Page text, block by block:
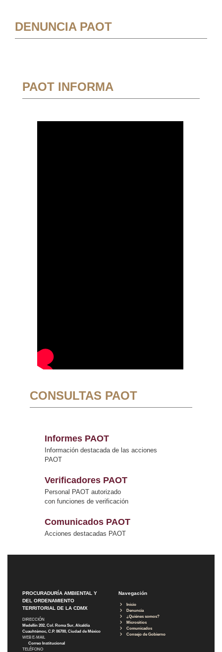
DENUNCIA PAOT
PAOT INFORMA
CONSULTAS PAOT
Informes PAOT
Información destacada de las acciones
PAOT
Verificadores PAOT
Personal PAOT autorizado
con funciones de verificación
Comunicados PAOT
Acciones destacadas PAOT
PROCURADURÍA AMBIENTAL Y
DEL ORDENAMIENTO
TERRITORIAL DE LA CDMX
DIRECCIÓN
Medellín 202, Col. Roma Sur, Alcaldía
Cuauhtémoc, C.P. 06700, Ciudad de México
WEB E-MAIL
Correo Institucional
TELÉFONO
Navegación
Inicio
Denuncia
¿Quiénes somos?
Micrositios
Comunicados
Consejo de Gobierno